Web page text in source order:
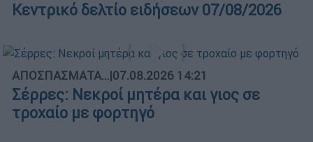
Κεντρικό δελτίο ειδήσεων 07/08/2026
ΑΠΟΣΠΑΣΜΑΤΑ...|07.08.2026 14:21
Σέρρες: Νεκροί μητέρα και γιος σε
τροχαίο με φορτηγό